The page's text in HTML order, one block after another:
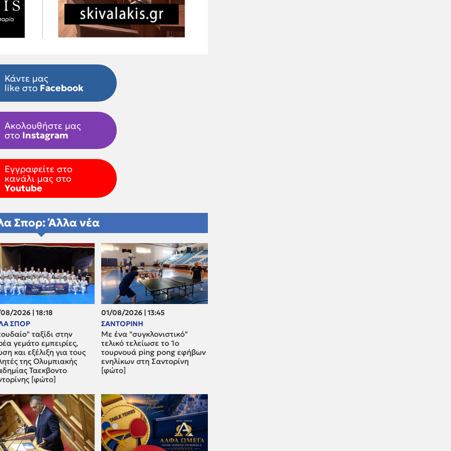
Κάντε μας
like στο Facebook
Ακολουθήστε μας
στο Instagram
Εγγραφείτε στο
κανάλι μας στο
Youtube
Σπορ: Άλλα νέα
2026 | 18:18
ΣΠΟΡ
ταξίδι στην
γεμάτο εμπειρίες,
και εξέλιξη για τους
της Ολυμπιακής
Ταεκβοντο
[φώτο]
01/08/2026 | 13:45
ΣΑΝΤΟΡΙΝΗ
Με ένα "συγκλονιστικό"
τελικό τελείωσε το 1ο
τουρνουά ping pong εφήβων
ενηλίκων στη Σαντορίνη
[φώτο]